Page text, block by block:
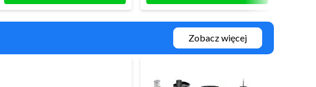
Zobacz więcej